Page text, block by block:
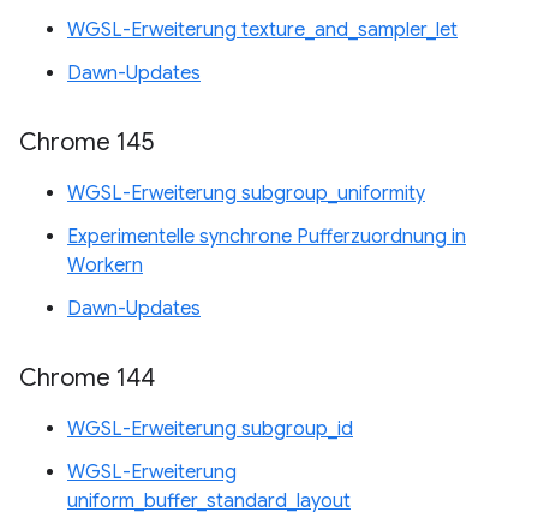
WGSL-Erweiterung texture_and_sampler_let
Dawn-Updates
Chrome 145
WGSL-Erweiterung subgroup_uniformity
Experimentelle synchrone Pufferzuordnung in
Workern
Dawn-Updates
Chrome 144
WGSL-Erweiterung subgroup_id
WGSL-Erweiterung
uniform_buffer_standard_layout